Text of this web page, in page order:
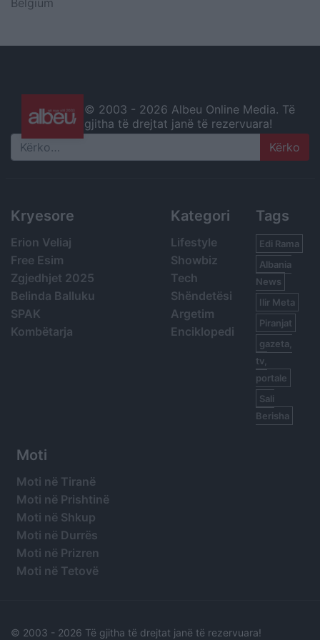
Belgium
© 2003 - 2026 Albeu Online Media. Të
gjitha të drejtat janë të rezervuara!
Search
Kryesore
Erion Veliaj
Free Esim
Zgjedhjet 2025
Belinda Balluku
SPAK
Kombëtarja
Kategori
Lifestyle
Showbiz
Tech
Shëndetësi
Argetim
Enciklopedi
Tags
Edi Rama
Albania
News
Ilir Meta
Piranjat
gazeta,
tv,
portale
Sali
Berisha
Moti
Moti në Tiranë
Moti në Prishtinë
Moti në Shkup
Moti në Durrës
Moti në Prizren
Moti në Tetovë
© 2003 - 2026 Të gjitha të drejtat janë të rezervuara!